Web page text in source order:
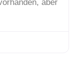
aber